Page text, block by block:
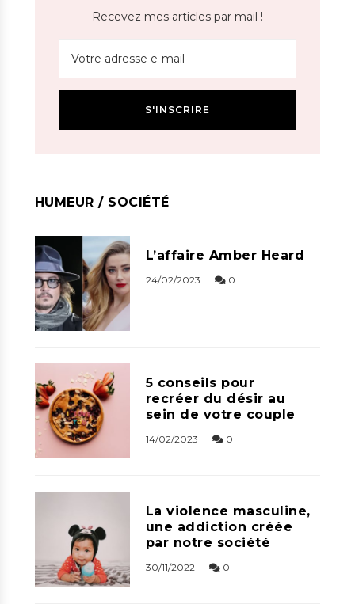
Recevez mes articles par mail !
HUMEUR / SOCIÉTÉ
L’affaire Amber Heard
24/02/2023 0
5 conseils pour
recréer du désir au
sein de votre couple
14/02/2023 0
La violence masculine,
une addiction créée
par notre société
30/11/2022 0